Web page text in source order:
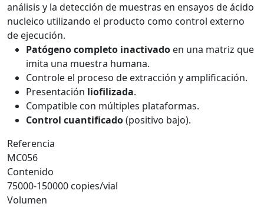
análisis y la detección de muestras en ensayos de ácido
nucleico utilizando el producto como control externo
de ejecución.
Patógeno completo inactivado en una matriz que
imita una muestra humana.
Controle el proceso de extracción y amplificación.
Presentación liofilizada.
Compatible con múltiples plataformas.
Control cuantificado(positivo bajo).
Referencia
MC056
Contenido
75000-150000 copies/vial
Volumen